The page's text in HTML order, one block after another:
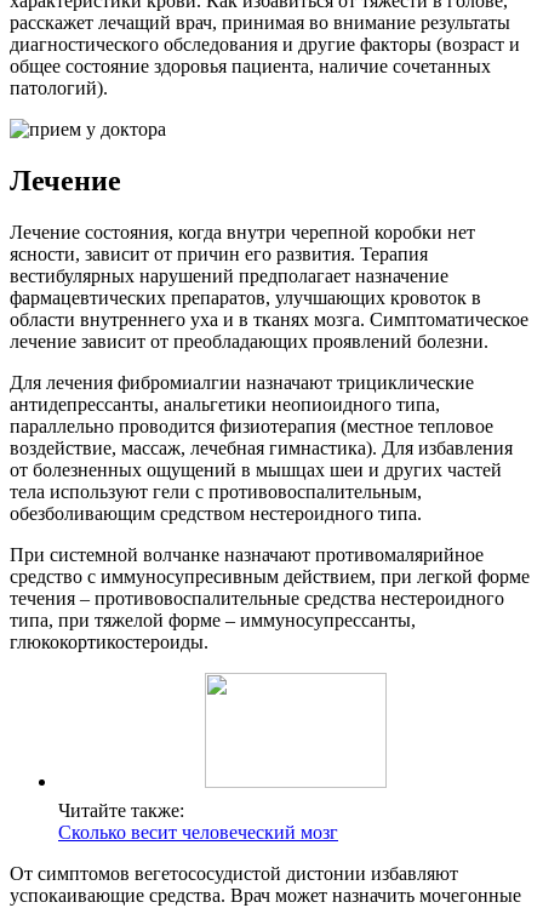
расскажет лечащий врач, принимая во внимание результаты
диагностического обследования и другие факторы (возраст и
общее состояние здоровья пациента, наличие сочетанных
патологий).
Лечение
Лечение состояния, когда внутри черепной коробки нет
ясности, зависит от причин его развития. Терапия
вестибулярных нарушений предполагает назначение
фармацевтических препаратов, улучшающих кровоток в
области внутреннего уха и в тканях мозга. Симптоматическое
лечение зависит от преобладающих проявлений болезни.
Для лечения фибромиалгии назначают трициклические
антидепрессанты, анальгетики неопиоидного типа,
параллельно проводится физиотерапия (местное тепловое
воздействие, массаж, лечебная гимнастика). Для избавления
от болезненных ощущений в мышцах шеи и других частей
тела используют гели с противовоспалительным,
обезболивающим средством нестероидного типа.
При системной волчанке назначают противомалярийное
средство с иммуносупресивным действием, при легкой форме
течения – противовоспалительные средства нестероидного
типа, при тяжелой форме – иммуносупрессанты,
глюкокортикостероиды.
Читайте также:
Сколько весит человеческий мозг
От симптомов вегетососудистой дистонии избавляют
успокаивающие средства. Врач может назначить мочегонные